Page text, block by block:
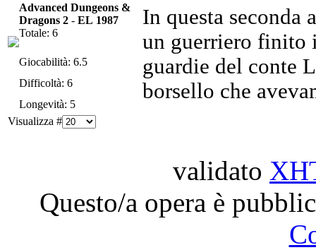
In questa seconda
un guerriero finito
guardie del conte
borsello che
Advanced Dungeons &
Dragons 2 - EL 1987
Totale: 6
Giocabilità: 6.5
Difficoltà: 6
Longevità: 5
Visualizza #
validato
Questo/a opera è